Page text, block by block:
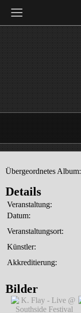
≡
Übergeordnetes Album:
Details
Veranstaltung:
Datum:
Veranstaltungsort:
Künstler:
Akkreditierung:
Bilder